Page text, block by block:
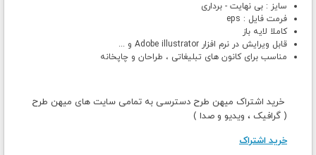
سایز : بی نهایت - برداری
فرمت فایل : eps
کاملا لایه باز
قابل ویرایش در نرم افزار Adobe illustrator و ...
مناسب برای کانون های تبلیغاتی ، طراحان و چاپخانه
خرید اشتراک میهن طرح دسترسی به تمامی سایت های میهن طرح
( گرافیک ، ویدیو و صدا )
خرید اشتراک